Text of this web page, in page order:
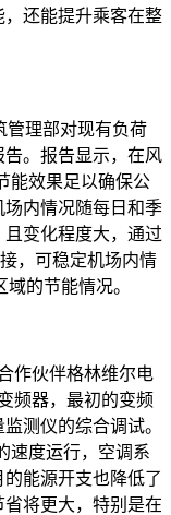
还能提升乘客在整
管理部对现有负荷
。报告显示，在风
能效果足以确保公
内情况随每日和季
变化程度大，通过
，可稳定机场内情
的节能情况。
作伙伴格林维尔电
频器，最初的变频
测仪的综合调试。
速度运行，空调系
能源开支也降低了
省将更大，特别是在